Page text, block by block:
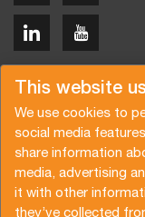
This website
We use cookies to
social media
share information
media, advertising
it with other
they’ve collected
Copyright © 2026
Solicitar